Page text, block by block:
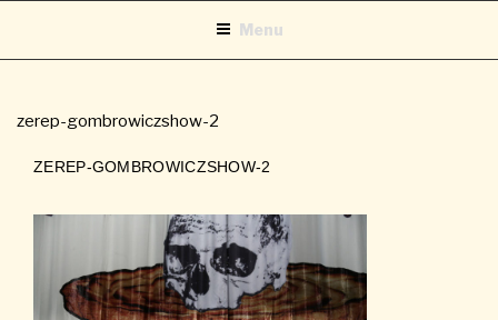
contenu
Menu
zerep-gombrowiczshow-2
ZEREP-GOMBROWICZSHOW-2